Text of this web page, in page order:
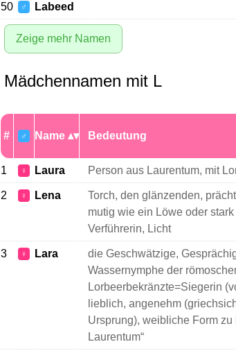
50 ♂ Labeed
Zeige mehr Namen
Mädchennamen mit L
# ♂ Name Bedeutung
1 ♀ Laura Person aus Laurentum, mit
2 ♀ Lena
Torch, den glänzenden,
mutig wie ein Löwe oder
Verführerin, Licht
3 ♀ Lara
die Geschwätzige,
Wassernymphe der
Lorbeerbekränzte=Siegerin
lieblich, angenehm
Ursprung), weibliche Form
Laurentum“